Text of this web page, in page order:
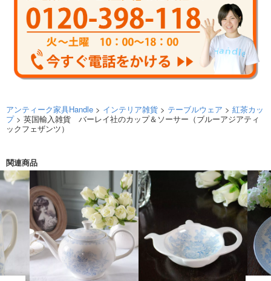
アンティーク家具Handle > インテリア雑貨 > テーブルウェア > 紅茶カッ
プ> 英国輸入雑貨 バーレイ社のカップ＆ソーサー（ブルーアジアティ
ックフェザンツ）
関連商品